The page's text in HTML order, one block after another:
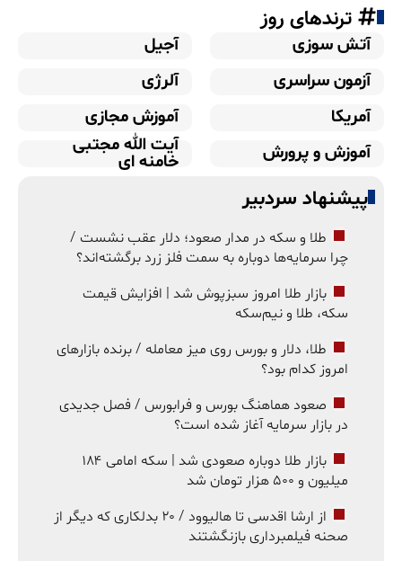
ترندهای روز
آتش سوزی
آجیل
آزمون سراسری
آلرژی
آمریکا
آموزش مجازی
آموزش و پرورش
آیت الله مجتبی
خامنه ای
پیشنهاد سردبیر
طلا و سکه در مدار صعود؛ دلار عقب نشست /
چرا سرمایه‌ها دوباره به سمت فلز زرد برگشته‌اند؟
بازار طلا امروز سبزپوش شد | افزایش قیمت
سکه، طلا و نیم‌سکه
طلا، دلار و بورس روی میز معامله / برنده بازارهای
امروز کدام بود؟
صعود هماهنگ بورس و فرابورس / فصل جدیدی
در بازار سرمایه آغاز شده است؟
بازار طلا دوباره صعودی شد | سکه امامی ۱۸۴
میلیون و ۵۰۰ هزار تومان شد
از ارشا اقدسی تا هالیوود / ۲۰ بدلکاری که دیگر از
صحنه فیلمبرداری بازنگشتند